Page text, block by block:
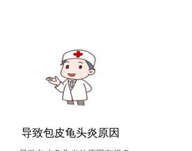
导致包皮龟头炎原因